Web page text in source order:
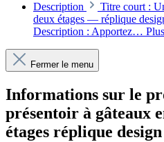
Description
Titre court :
deux étages — réplique
Description : Apportez… Plus
Fermer le menu
Informations sur le
présentoir à gâteaux
étages réplique